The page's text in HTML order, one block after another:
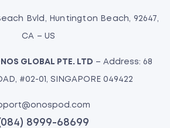
Bvld, Huntington Beach, 92647,
CA – US
GLOBAL PTE. LTD – Address: 68
#02-01, SINGAPORE 049422
8999-68699